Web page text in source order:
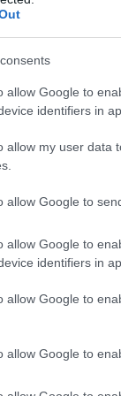
allow Google to
identifiers in
allow my user data
allow Google to
allow Google to
identifiers in
allow Google to
allow Google to
για την